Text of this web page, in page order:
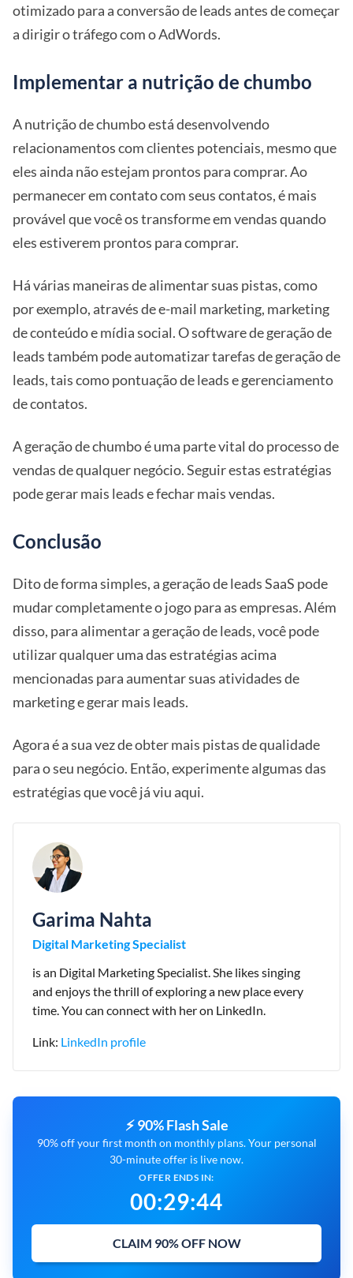
otimizado para a conversão de leads antes de começar
a dirigir o tráfego com o AdWords.
Implementar a nutrição de chumbo
A nutrição de chumbo está desenvolvendo
relacionamentos com clientes potenciais, mesmo que
eles ainda não estejam prontos para comprar. Ao
permanecer em contato com seus contatos, é mais
provável que você os transforme em vendas quando
eles estiverem prontos para comprar.
Há várias maneiras de alimentar suas pistas, como
por exemplo, através de e-mail marketing, marketing
de conteúdo e mídia social. O software de geração de
leads também pode automatizar tarefas de geração de
leads, tais como pontuação de leads e gerenciamento
de contatos.
A geração de chumbo é uma parte vital do processo de
vendas de qualquer negócio. Seguir estas estratégias
pode gerar mais leads e fechar mais vendas.
Conclusão
Dito de forma simples, a geração de leads SaaS pode
mudar completamente o jogo para as empresas. Além
disso, para alimentar a geração de leads, você pode
utilizar qualquer uma das estratégias acima
mencionadas para aumentar suas atividades de
marketing e gerar mais leads.
Agora é a sua vez de obter mais pistas de qualidade
para o seu negócio. Então, experimente algumas das
estratégias que você já viu aqui.
Garima Nahta
Digital Marketing Specialist
is an Digital Marketing Specialist. She likes singing
and enjoys the thrill of exploring a new place every
time. You can connect with her on LinkedIn.
Link: LinkedIn profile
⚡ 90% Flash Sale
90% off your first month on monthly plans. Your personal
30-minute offer is live now.
OFFER ENDS IN:
00:29:43
CLAIM 90% OFF NOW